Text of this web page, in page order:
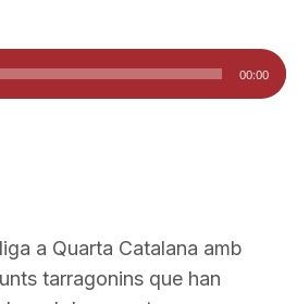
00:00
a Quarta Catalana amb
tarragonins que han